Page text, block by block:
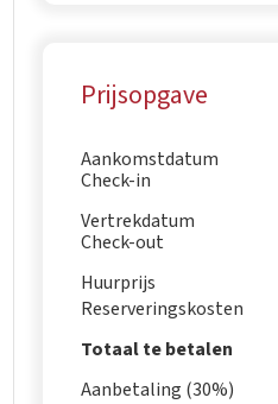
Prijsopgave
Aankomstdatum
Check-in
Vertrekdatum
Check-out
Huurprijs
Reserveringskosten
Totaal te betalen
Aanbetaling (30%)